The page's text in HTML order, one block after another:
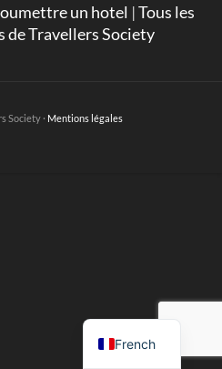
un hotel |Tous les
de Travellers Society
Society · Mentions légales
French